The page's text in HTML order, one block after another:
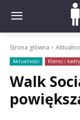
Strona główna
Aktualności Klienci i kadry
Walk